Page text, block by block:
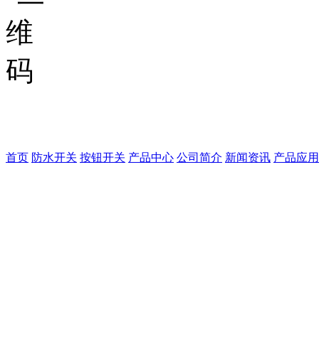
首页 防水开关 按钮开关 产品中心 公司简介 新闻资讯 产品应用